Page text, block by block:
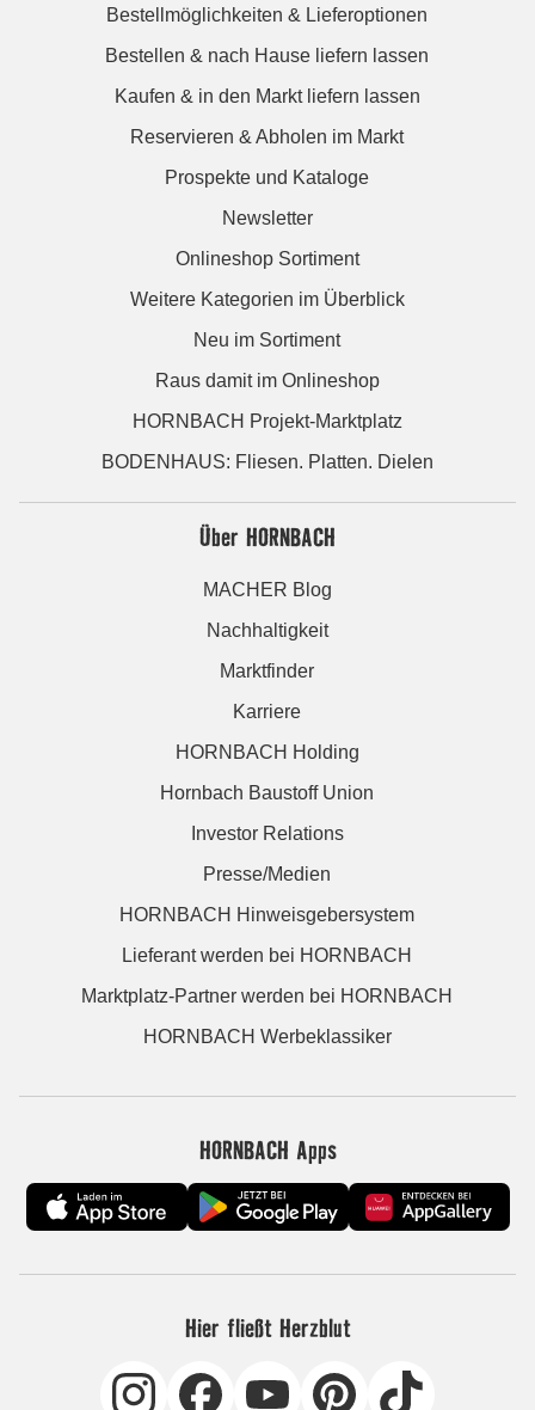
Bestellmöglichkeiten & Lieferoptionen
Bestellen & nach Hause liefern lassen
Kaufen & in den Markt liefern lassen
Reservieren & Abholen im Markt
Prospekte und Kataloge
Newsletter
Onlineshop Sortiment
Weitere Kategorien im Überblick
Neu im Sortiment
Raus damit im Onlineshop
HORNBACH Projekt-Marktplatz
BODENHAUS: Fliesen. Platten. Dielen
Über HORNBACH
MACHER Blog
Nachhaltigkeit
Marktfinder
Karriere
HORNBACH Holding
Hornbach Baustoff Union
Investor Relations
Presse/Medien
HORNBACH Hinweisgebersystem
Lieferant werden bei HORNBACH
Marktplatz-Partner werden bei HORNBACH
HORNBACH Werbeklassiker
HORNBACH Apps
Hier fließt Herzblut